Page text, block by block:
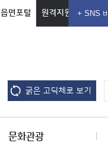
읍면포털 원격지원
굵은 고딕체로 보기
문화관광